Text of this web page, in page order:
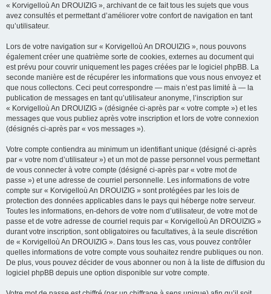
« Korvigelloù An DROUIZIG », archivant de ce fait tous les sujets que vous
avez consultés et permettant d’améliorer votre confort de navigation en tant
qu’utilisateur.
Lors de votre navigation sur « Korvigelloù An DROUIZIG », nous pouvons
également créer une quatrième sorte de cookies, externes au document qui
est prévu pour couvrir uniquement les pages créées par le logiciel phpBB. La
seconde manière est de récupérer les informations que vous nous envoyez et
que nous collectons. Ceci peut correspondre — mais n’est pas limité à — la
publication de messages en tant qu’utilisateur anonyme, l’inscription sur
« Korvigelloù An DROUIZIG » (désignée ci-après par « votre compte ») et les
messages que vous publiez après votre inscription et lors de votre connexion
(désignés ci-après par « vos messages »).
Votre compte contiendra au minimum un identifiant unique (désigné ci-après
par « votre nom d’utilisateur ») et un mot de passe personnel vous permettant
de vous connecter à votre compte (désigné ci-après par « votre mot de
passe ») et une adresse de courriel personnelle. Les informations de votre
compte sur « Korvigelloù An DROUIZIG » sont protégées par les lois de
protection des données applicables dans le pays qui héberge notre serveur.
Toutes les informations, en-dehors de votre nom d’utilisateur, de votre mot de
passe et de votre adresse de courriel requis par « Korvigelloù An DROUIZIG »
durant votre inscription, sont obligatoires ou facultatives, à la seule discrétion
de « Korvigelloù An DROUIZIG ». Dans tous les cas, vous pouvez contrôler
quelles informations de votre compte vous souhaitez rendre publiques ou non.
De plus, vous pouvez décider de vous abonner ou non à la liste de diffusion du
logiciel phpBB depuis une option disponible sur votre compte.